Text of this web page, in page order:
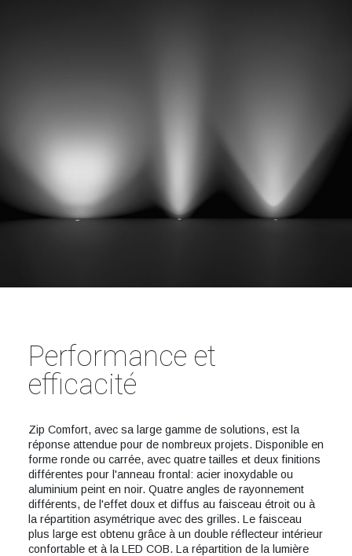
Performance et
efficacité
Zip Comfort, avec sa large gamme de solutions, est la
réponse attendue pour de nombreux projets. Disponible en
forme ronde ou carrée, avec quatre tailles et deux finitions
différentes pour l'anneau frontal: acier inoxydable ou
aluminium peint en noir. Quatre angles de rayonnement
différents, de l'effet doux et diffus au faisceau étroit ou à
la répartition asymétrique avec des grilles. Le faisceau
plus large est obtenu grâce à un double réflecteur intérieur
confortable et à la LED COB. La répartition de la lumière